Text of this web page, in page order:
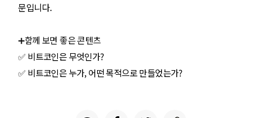
문입니다.
➕함께 보면 좋은 콘텐츠
✅비트코인은 무엇인가?
✅비트코인은 누가, 어떤 목적으로 만들었는가?